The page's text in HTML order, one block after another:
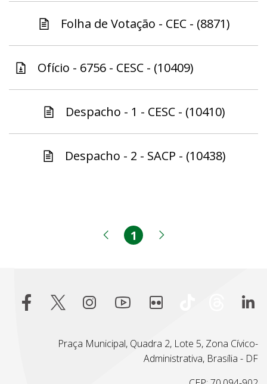
Folha de Votação - CEC - (8871)
Ofício - 6756 - CESC - (10409)
Despacho - 1 - CESC - (10410)
Despacho - 2 - SACP - (10438)
Página anterior
Página
1
Praça Municipal, Quadra 2, Lote 5, Zona Cívico-
Administrativa, Brasília - DF